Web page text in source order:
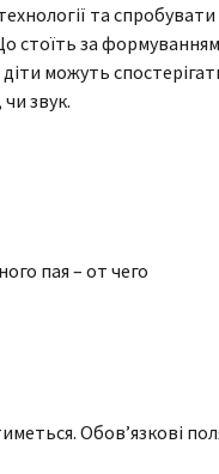
та
за
можуть
звук.
пая – от чего
Обов’язкові